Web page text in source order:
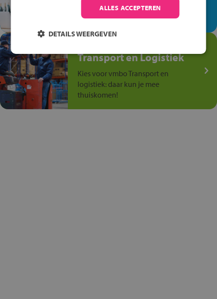
op de winkelvloer, waar elke dag
anders is!
Transport en Logistiek
Kies voor vmbo Transport en
logistiek: daar kun je mee
thuiskomen!
ALLES ACCEPTEREN
DETAILS WEERGEVEN